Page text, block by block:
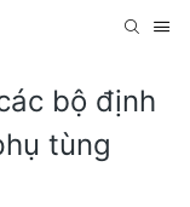
bộ định
tùng